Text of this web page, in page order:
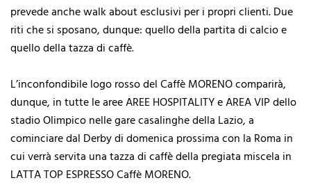
prevede anche walk about esclusivi per i propri clienti. Due
riti che si sposano, dunque: quello della partita di calcio e
quello della tazza di caffè.
L’inconfondibile logo rosso del Caffè MORENO comparirà,
dunque, in tutte le aree AREE HOSPITALITY e AREA VIP dello
stadio Olimpico nelle gare casalinghe della Lazio, a
cominciare dal Derby di domenica prossima con la Roma in
cui verrà servita una tazza di caffè della pregiata miscela in
LATTA TOP ESPRESSO Caffè MORENO.